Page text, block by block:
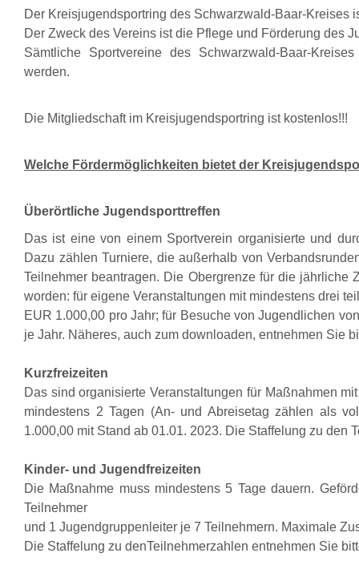
Der Kreisjugendsportring des Schwarzwald-Baar-Kreises
Der Zweck des Vereins ist die Pflege und Förderung des
Sämtliche Sportvereine des Schwarzwald-Baar-
werden.
Die Mitgliedschaft im Kreisjugendsportring ist kostenlos!!!
Welche Fördermöglichkeiten bietet der
Überörtliche Jugendsporttreffen
Das ist eine von einem Sportverein organisierte und
Dazu zählen Turniere, die außerhalb von
Teilnehmer beantragen. Die Obergrenze für die
worden: für eigene Veranstaltungen mit mindestens drei
EUR 1.000,00 pro Jahr; für Besuche von Jugendlichen
je Jahr. Näheres, auch zum downloaden, entnehmen Sie
Kurzfreizeiten
Das sind organisierte Veranstaltungen für Maßnahmen
mindestens 2 Tagen (An- und Abreisetag zählen als
1.000,00 mit Stand ab 01.01. 2023. Die Staffelung zu
Kinder- und Jugendfreizeiten
Die Maßnahme muss mindestens 5 Tage dauern.
Teilnehmer
und 1 Jugendgruppenleiter je 7 Teilnehmern. Maximale
Die Staffelung zu denTeilnehmerzahlen entnehmen Sie